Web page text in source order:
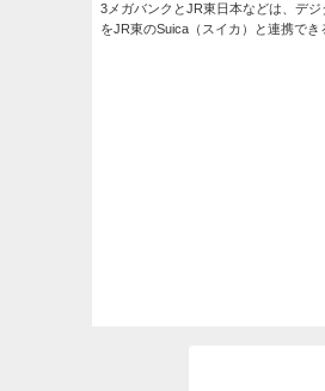
3メガバンクとJR東日本などは、デ
をJR東のSuica（スイカ）と連携で